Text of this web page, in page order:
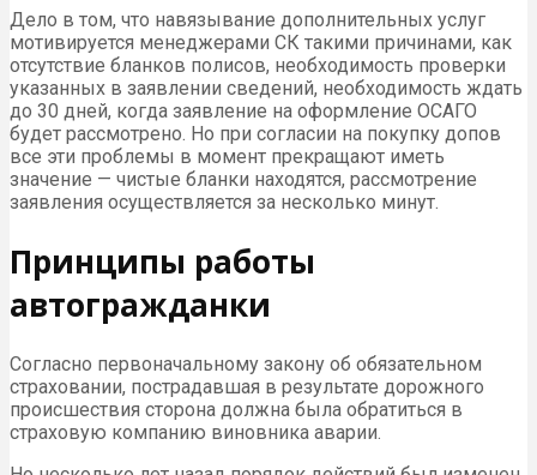
Дело в том, что навязывание дополнительных услуг
мотивируется менеджерами СК такими причинами, как
отсутствие бланков полисов, необходимость проверки
указанных в заявлении сведений, необходимость ждать
до 30 дней, когда заявление на оформление ОСАГО
будет рассмотрено. Но при согласии на покупку допов
все эти проблемы в момент прекращают иметь
значение — чистые бланки находятся, рассмотрение
заявления осуществляется за несколько минут.
Принципы работы
автогражданки
Согласно первоначальному закону об обязательном
страховании, пострадавшая в результате дорожного
происшествия сторона должна была обратиться в
страховую компанию виновника аварии.